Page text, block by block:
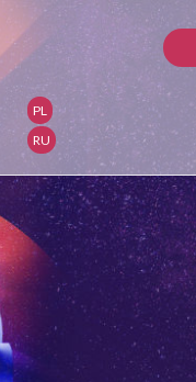
PL
RU